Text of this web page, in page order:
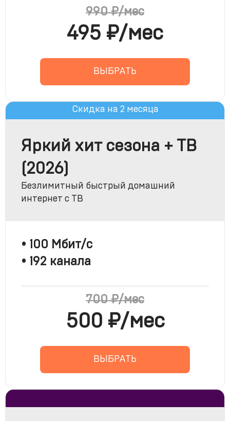
495 ₽/мес
ВЫБРАТЬ
Скидка на 2 месяца
Яркий хит сезона + ТВ
(2026)
Безлимитный быстрый домашний
интернет с ТВ
• 100 Мбит/с
• 192 канала
500 ₽/мес
ВЫБРАТЬ